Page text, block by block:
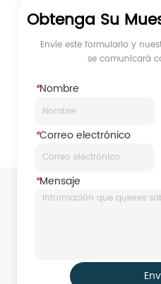
Obtenga Su
Envíe este formulario y
se comunicará
*Nombre
*Correo electrónico
*Mensaje